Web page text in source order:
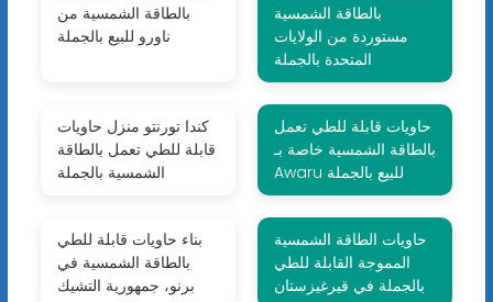
بالطاقة الشمسية من
ناورو للبيع بالجملة
بالطاقة الشمسية
مستوردة من الولايات
المتحدة بالجملة
كندا تورنتو منزل حاويات
قابلة للطي تعمل بالطاقة
الشمسية بالجملة
حاويات قابلة للطي تعمل
بالطاقة الشمسية خاصة بـ
Awaru للبيع بالجملة
بناء حاويات قابلة للطي
بالطاقة الشمسية في
برنو، جمهورية التشيك
حاويات الطاقة الشمسية
المموجة القابلة للطي
بالجملة في قيرغيزستان